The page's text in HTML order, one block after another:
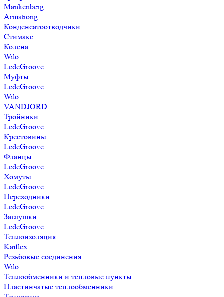
Mankenberg
Armstrong
Конденсатоотводчики
Стимакс
Колена
Wilo
LedeGroove
Муфты
LedeGroove
Wilo
VANDJORD
Тройники
LedeGroove
Крестовины
LedeGroove
Фланцы
LedeGroove
Хомуты
LedeGroove
Переходники
LedeGroove
Заглушки
LedeGroove
Теплоизоляция
Kaiflex
Резьбовые соединения
Wilo
Теплообменники и тепловые пункты
Пластинчатые теплообменники